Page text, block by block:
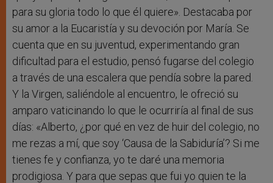
para su gloria todo lo que él quiere». Destacaba por
su amor a la Eucaristía y su devoción por María. Se
cuenta que en su juventud, experimentando gran
dificultad para el estudio, pensó fugarse del colegio
a través de una escalera que pendía sobre la pared.
Y la Virgen, saliéndole al encuentro, le ofreció su
amparo vaticinando lo que le ocurriría al final de sus
días: «Alberto, ¿por qué en vez de huir del colegio, no
me rezas a mí, que soy ‘Causa de la Sabiduría’? Si me
tienes fe y confianza, yo te daré una memoria
prodigiosa. Y para que sepas que fui yo quien te la